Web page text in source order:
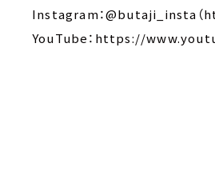
Instagram：@butaji_insta
YouTube：https://